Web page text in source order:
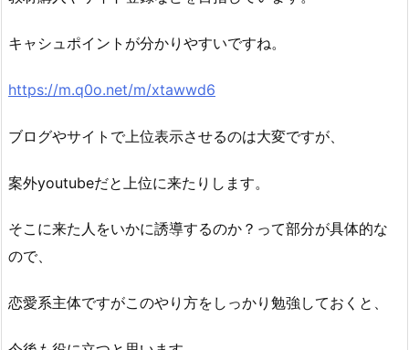
キャシュポイントが分かりやすいですね。
https://m.q0o.net/m/xtawwd6
ブログやサイトで上位表示させるのは大変ですが、
案外youtubeだと上位に来たりします。
そこに来た人をいかに誘導するのか？って部分が具体的な
ので、
恋愛系主体ですがこのやり方をしっかり勉強しておくと、